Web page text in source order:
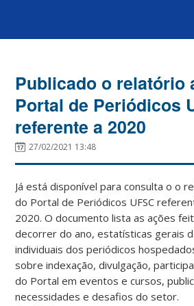
Publicado o relatório
Portal de Periódicos
referente a 2020
27/02/2021 13:48
Já está disponível para consulta o o
do Portal de Periódicos UFSC
2020. O documento lista as ações
decorrer do ano, estatísticas gerais
individuais dos periódicos
sobre indexação, divulgação,
do Portal em eventos e cursos,
necessidades e desafios do setor.